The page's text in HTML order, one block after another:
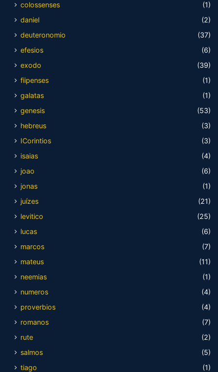
colossenses
(1)
daniel
(2)
deuteronomio
(37)
efesios
(6)
exodo
(39)
fiipenses
(1)
galatas
(1)
genesis
(53)
hebreus
(3)
ICorintios
(3)
isaias
(4)
joao
(6)
jonas
(1)
juízes
(21)
levitico
(25)
lucas
(6)
marcos
(7)
mateus
(11)
neemias
(1)
numeros
(4)
proverbios
(4)
romanos
(7)
rute
(2)
salmos
(5)
tiago
(1)